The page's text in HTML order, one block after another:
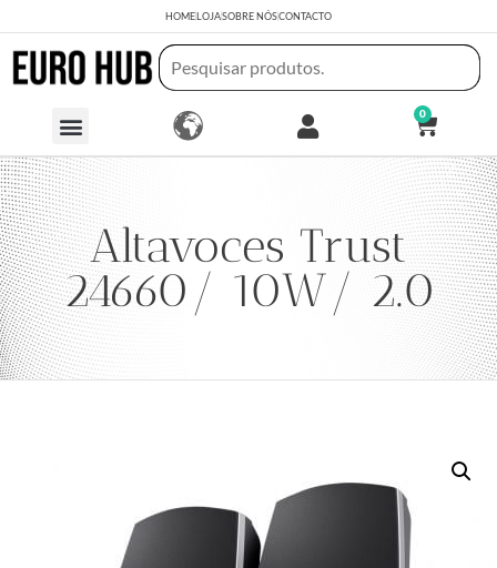
HOMELOJASOBRE NÓSCONTACTO
0
Altavoces Trust
24660/ 10W/ 2.0